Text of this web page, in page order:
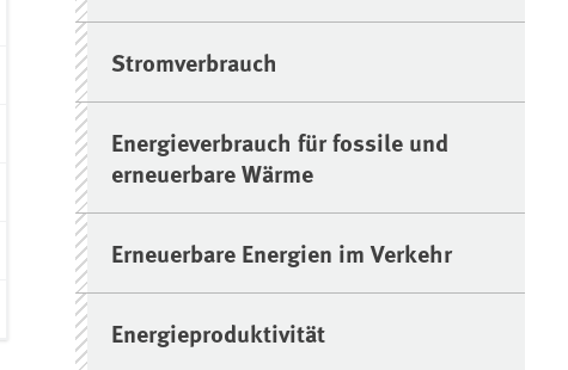
Stromverbrauch
Energieverbrauch für fossile und
erneuerbare Wärme
Erneuerbare Energien im Verkehr
Energieproduktivität